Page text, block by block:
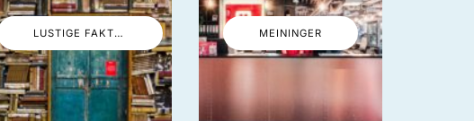
LUSTIGE FAKTEN MEININGER